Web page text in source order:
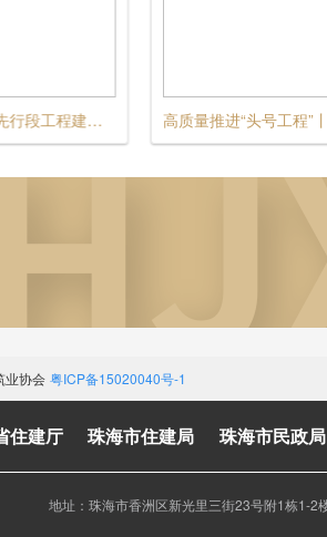
高质量推进“头号工程”丨珠海建安聚力城乡融合发展，扎实推进“百千万工程”
业协会 粤ICP备15020040号-1
住建厅 珠海市住建局 珠海市民政局
地址：珠海市香洲区新光里三街23号附1栋1-2